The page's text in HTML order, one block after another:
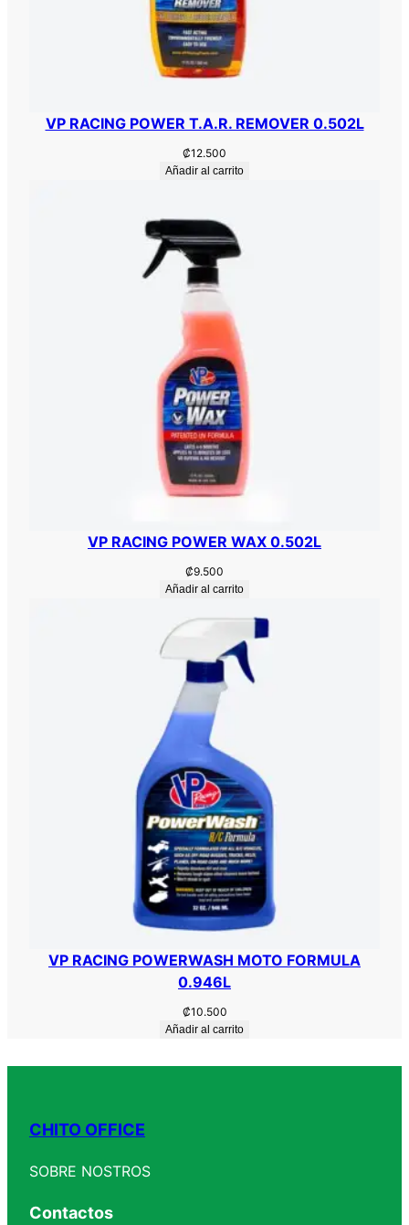
VP RACING POWER T.A.R. REMOVER 0.502L
₡12.500
Añadir al carrito
VP RACING POWER WAX 0.502L
₡9.500
Añadir al carrito
VP RACING POWERWASH MOTO FORMULA
0.946L
₡10.500
Añadir al carrito
CHITO OFFICE
SOBRE NOSTROS
Contactos